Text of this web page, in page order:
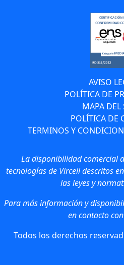
AVISO
POLÍTICA DE
MAPA DEL
POLÍTICA DE
TERMINOS Y
La disponibilidad comercial
tecnologías de Vircell descritos
las leyes y
Para más información y
en contacto
Todos los derechos